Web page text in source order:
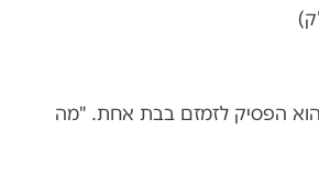
הפסיק לזמזם בבת אחת. "מה